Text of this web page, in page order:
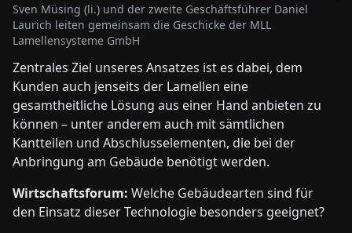
Sven Müsing (li.) und der zweite Geschäftsführer Daniel
Laurich leiten gemeinsam die Geschicke der MLL
Lamellensysteme GmbH
Zentrales Ziel unseres Ansatzes ist es dabei, dem
Kunden auch jenseits der Lamellen eine
gesamtheitliche Lösung aus einer Hand anbieten zu
können – unter anderem auch mit sämtlichen
Kantteilen und Abschlusselementen, die bei der
Anbringung am Gebäude benötigt werden.
Wirtschaftsforum: Welche Gebäudearten sind für
den Einsatz dieser Technologie besonders geeignet?